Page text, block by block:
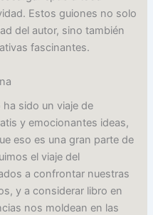
Estos guiones no solo
del autor, sino también
fascinantes.
ha sido un viaje de
y emocionantes ideas,
eso es una gran parte de
el viaje del
a confrontar nuestras
y a considerar libro en
nos moldean en las